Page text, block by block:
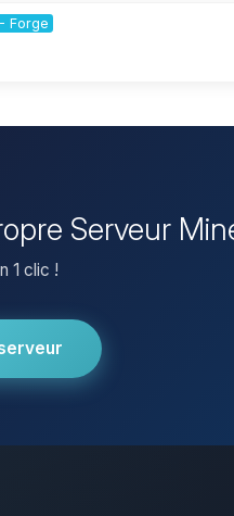
Forge
Serveur
1 clic !